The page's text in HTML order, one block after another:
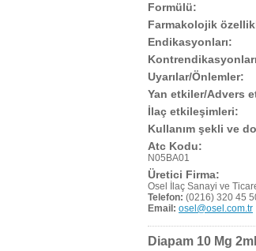
Formülü:
Farmakolojik
Endikasyonları:
Uyarılar/Önlemler:
Yan etkiler/Advers
İlaç etkileşimleri:
Kullanım şekli ve
Atc Kodu:
N05BA01
Üretici Firma:
Osel İlaç Sanayi ve
Telefon: (0216) 320 45
Email: osel@osel.com.tr
Diapam 10 Mg